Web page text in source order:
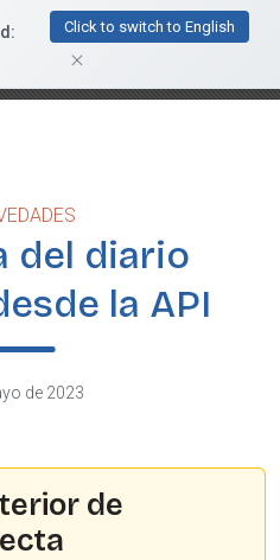
Click to switch to English
del diario
la API
de 2023
de